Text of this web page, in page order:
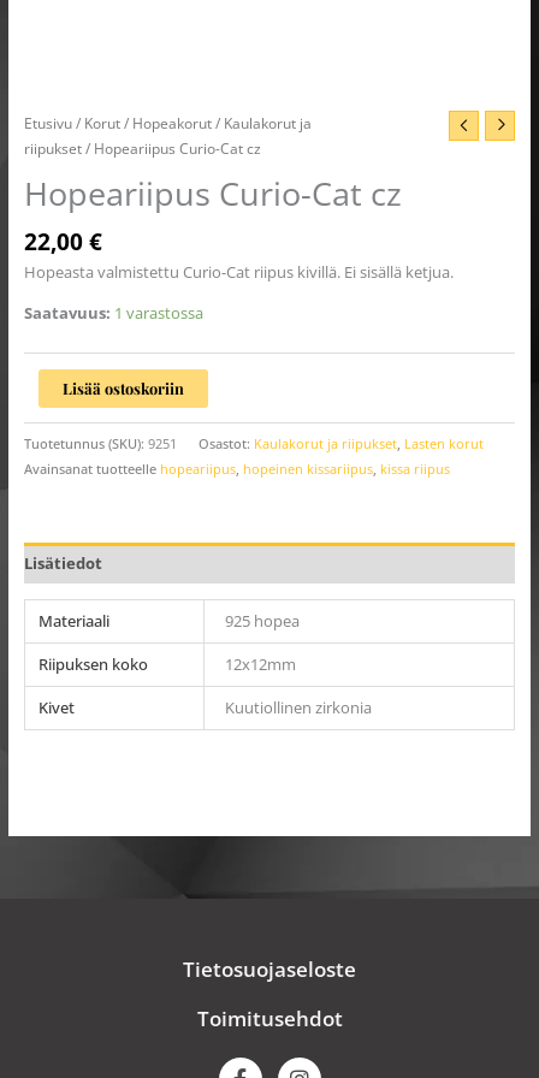
Etusivu/ Korut/ Hopeakorut/ Kaulakorut ja
riipukset/ Hopeariipus Curio-Cat cz
Hopeariipus Curio-Cat cz
22,00€
Hopeasta valmistettu Curio-Cat riipus kivillä. Ei sisällä ketjua.
Saatavuus: 1 varastossa
Lisää ostoskoriin
Tuotetunnus (SKU): 9251 Osastot: Kaulakorut ja riipukset, Lasten korut
Avainsanat tuotteelle hopeariipus, hopeinen kissariipus, kissa riipus
Lisätiedot
Materiaali
925 hopea
Riipuksen koko
12x12mm
Kivet
Kuutiollinen zirkonia
Tietosuojaseloste
Toimitusehdot
F I